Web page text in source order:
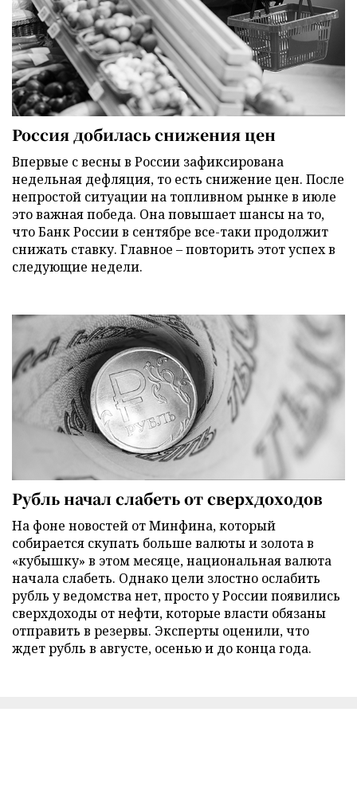
Россия добилась снижения цен
Впервые с весны в России зафиксирована
недельная дефляция, то есть снижение цен. После
непростой ситуации на топливном рынке в июле
это важная победа. Она повышает шансы на то,
что Банк России в сентябре все-таки продолжит
снижать ставку. Главное – повторить этот успех в
следующие недели.
Рубль начал слабеть от сверхдоходов
На фоне новостей от Минфина, который
собирается скупать больше валюты и золота в
«кубышку» в этом месяце, национальная валюта
начала слабеть. Однако цели злостно ослабить
рубль у ведомства нет, просто у России появились
сверхдоходы от нефти, которые власти обязаны
отправить в резервы. Эксперты оценили, что
ждет рубль в августе, осенью и до конца года.